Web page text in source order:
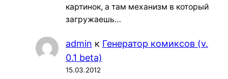
картинок, а там механизм в который
загружаешь…
admin к Генератор комиксов (v.
0.1 beta)
15.03.2012